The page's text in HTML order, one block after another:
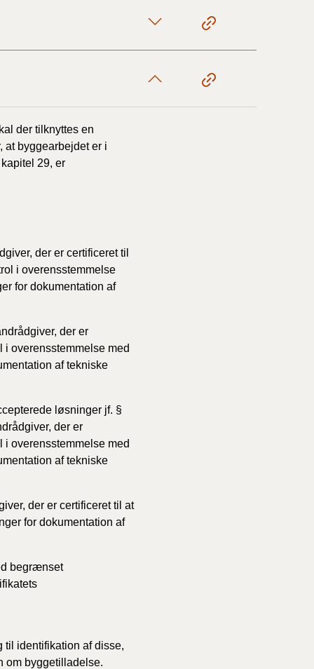
1-9/3 2020)
1-4/7 2019)
7-31/12
2018)
BR (1961-
der tilknyttes en
at byggearbejdet er i
29, er
der er certificeret til
i overensstemmelse
for dokumentation af
der er
overensstemmelse med
af tekniske
løsninger jf. §
der er
overensstemmelse med
af tekniske
der er certificeret til at
for dokumentation af
begrænset
til identifikation af disse,
om byggetilladelse.